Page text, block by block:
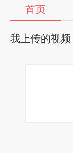
首页
我上传的视频